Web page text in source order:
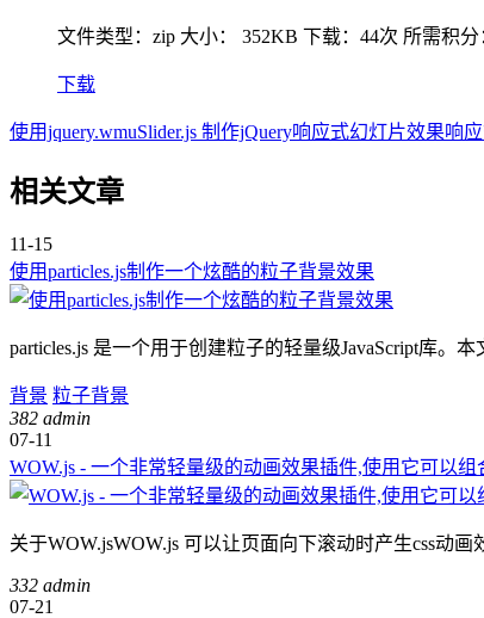
文件类型：zip 大小： 352KB 下载： 44次 所需积分
下载
使用jquery.wmuSlider.js 制作jQuery响应式幻灯片效果响
相关文章
11-15
使用particles.js制作一个炫酷的粒子背景效果
particles.js 是一个用于创建粒子的轻量级JavaScript库。
背景 粒子背景
382 admin
07-11
WOW.js - 一个非常轻量级的动画效果插件,使用它可以组
关于WOW.jsWOW.js 可以让页面向下滚动时产生css动
332 admin
07-21